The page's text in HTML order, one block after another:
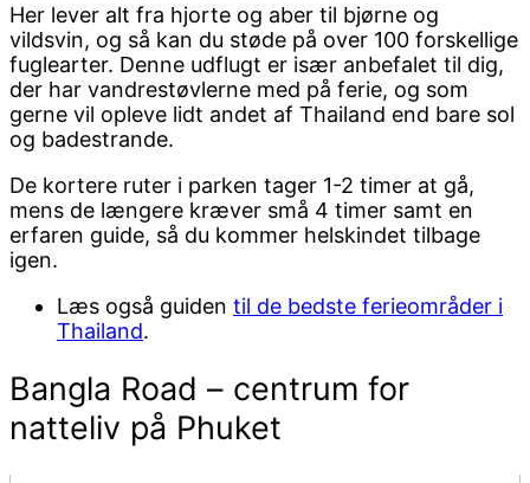
Her lever alt fra hjorte og aber til bjørne og
vildsvin, og så kan du støde på over 100 forskellige
fuglearter. Denne udflugt er især anbefalet til dig,
der har vandrestøvlerne med på ferie, og som
gerne vil opleve lidt andet af Thailand end bare sol
og badestrande.
De kortere ruter i parken tager 1-2 timer at gå,
mens de længere kræver små 4 timer samt en
erfaren guide, så du kommer helskindet tilbage
igen.
Læs også guiden til de bedste ferieområder i
Thailand.
Bangla Road – centrum for
natteliv på Phuket